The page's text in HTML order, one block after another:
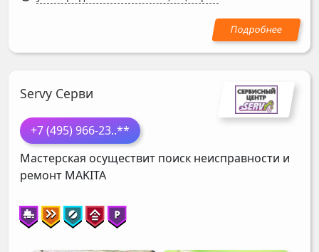
Servy Серви
+7 (495) 966-23..**
Мастерская осуществит поиск неисправности и
ремонт MAKITA